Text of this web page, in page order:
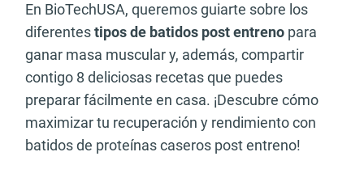
En BioTechUSA, queremos guiarte sobre los
diferentestipos de batidos post entreno para
ganar masa muscular y, además, compartir
contigo 8 deliciosas recetas que puedes
preparar fácilmente en casa. ¡Descubre cómo
maximizar tu recuperación y rendimiento con
batidos de proteínas caseros post entreno!